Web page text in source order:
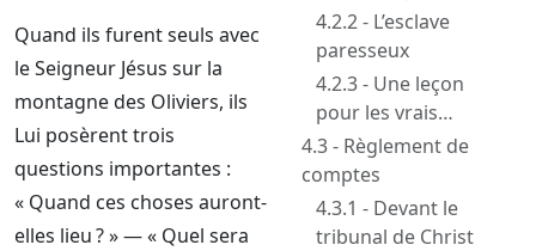
Quand ils furent seuls avec
le Seigneur Jésus sur la
montagne des Oliviers, ils
Lui posèrent trois
questions importantes :
« Quand ces choses auront-
elles lieu ? » — « Quel sera
Seigneur
4.2.2 - L’esclave
paresseux
4.2.3 - Une leçon
pour les vrais
disciples
4.3 - Règlement de
comptes
4.3.1 - Devant le
tribunal de Christ